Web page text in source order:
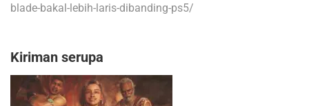
blade-bakal-lebih-laris-dibanding-ps5/
Kiriman serupa